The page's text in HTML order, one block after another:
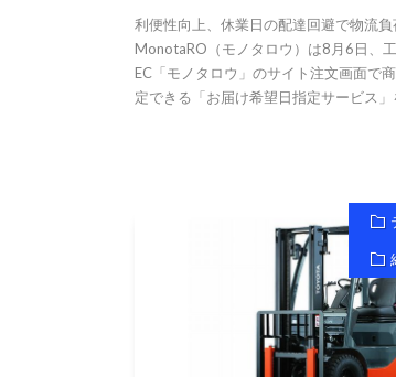
利便性向上、休業日の配達回避で物流負
MonotaRO（モノタロウ）は8月6日、
EC「モノタロウ」のサイト注文画面で
定できる「お届け希望日指定サービス